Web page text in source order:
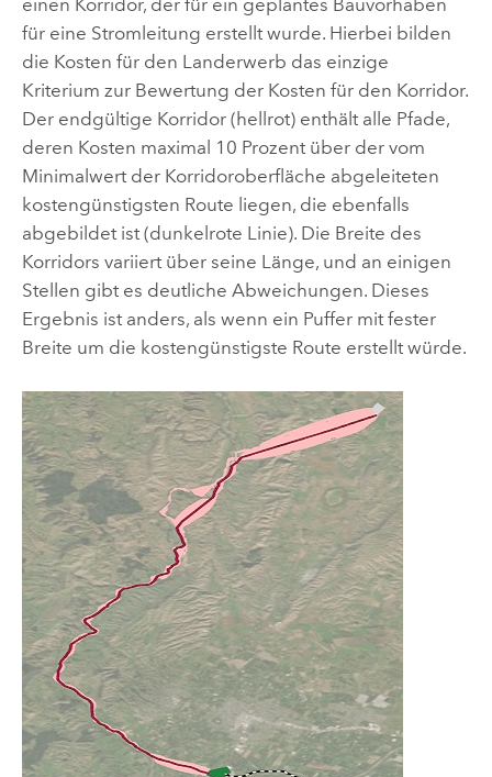
einen Korridor, der für ein geplantes Bauvorhaben
für eine Stromleitung erstellt wurde. Hierbei bilden
die Kosten für den Landerwerb das einzige
Kriterium zur Bewertung der Kosten für den Korridor.
Der endgültige Korridor (hellrot) enthält alle Pfade,
deren Kosten maximal 10 Prozent über der vom
Minimalwert der Korridoroberfläche abgeleiteten
kostengünstigsten Route liegen, die ebenfalls
abgebildet ist (dunkelrote Linie). Die Breite des
Korridors variiert über seine Länge, und an einigen
Stellen gibt es deutliche Abweichungen. Dieses
Ergebnis ist anders, als wenn ein Puffer mit fester
Breite um die kostengünstigste Route erstellt würde.